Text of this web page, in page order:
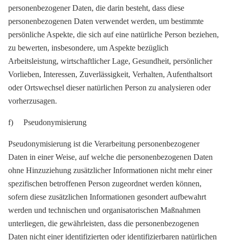
personenbezogener Daten, die darin besteht, dass diese
personenbezogenen Daten verwendet werden, um bestimmte
persönliche Aspekte, die sich auf eine natürliche Person beziehen,
zu bewerten, insbesondere, um Aspekte bezüglich
Arbeitsleistung, wirtschaftlicher Lage, Gesundheit, persönlicher
Vorlieben, Interessen, Zuverlässigkeit, Verhalten, Aufenthaltsort
oder Ortswechsel dieser natürlichen Person zu analysieren oder
vorherzusagen.
f) Pseudonymisierung
Pseudonymisierung ist die Verarbeitung personenbezogener
Daten in einer Weise, auf welche die personenbezogenen Daten
ohne Hinzuziehung zusätzlicher Informationen nicht mehr einer
spezifischen betroffenen Person zugeordnet werden können,
sofern diese zusätzlichen Informationen gesondert aufbewahrt
werden und technischen und organisatorischen Maßnahmen
unterliegen, die gewährleisten, dass die personenbezogenen
Daten nicht einer identifizierten oder identifizierbaren natürlichen